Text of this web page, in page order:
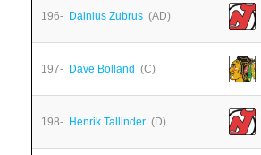
196- Dainius Zubrus (AD)
197- Dave Bolland (C)
198- Henrik Tallinder (D)